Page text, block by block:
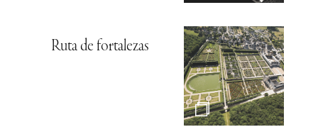
Ruta de fortalezas